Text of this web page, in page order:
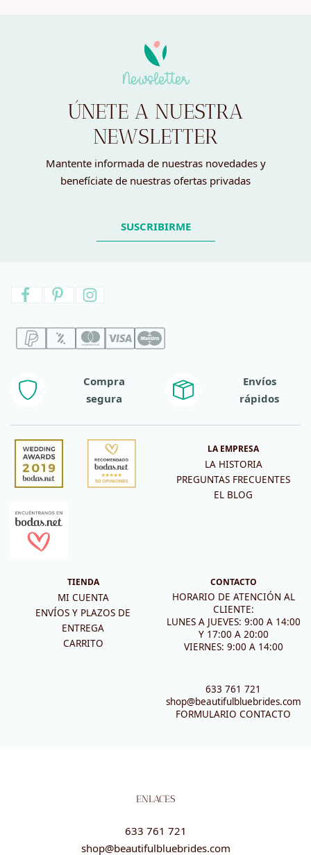
Newsletter
ÚNETE A NUESTRA
NEWSLETTER
Mantente informada de nuestras novedades y
benefíciate de nuestras ofertas privadas
SUSCRIBIRME
Compra
segura
Envíos
rápidos
LA EMPRESA
LA HISTORIA
PREGUNTAS FRECUENTES
EL BLOG
TIENDA
MI CUENTA
ENVÍOS Y PLAZOS DE
ENTREGA
CARRITO
CONTACTO
HORARIO DE ATENCIÓN AL
CLIENTE:
LUNES A JUEVES: 9:00 A 14:00
Y 17:00 A 20:00
VIERNES: 9:00 A 14:00
633 761 721
shop@beautifulbluebrides.com
FORMULARIO CONTACTO
ENLACES
633 761 721
shop@beautifulbluebrides.com